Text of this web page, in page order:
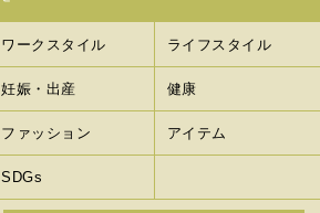
ワークスタイル ライフスタイル
妊娠・出産 健康
ファッション アイテム
SDGs